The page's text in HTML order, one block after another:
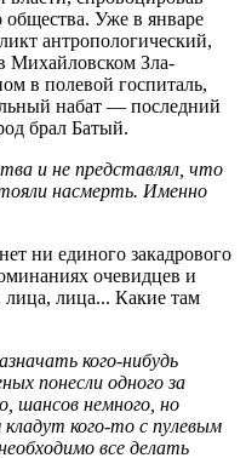
общества. Уже в январе
антропологический,
Михайловском Зла­
в полевой госпиталь,
набат — последний
брал Батый.
и не представлял, что
насмерть. Именно
ни единого закадрового
очевидцев и
лица... Какие там
кого-нибудь
понесли одного за
шансов немного, но
кого-то с пулевым
все делать